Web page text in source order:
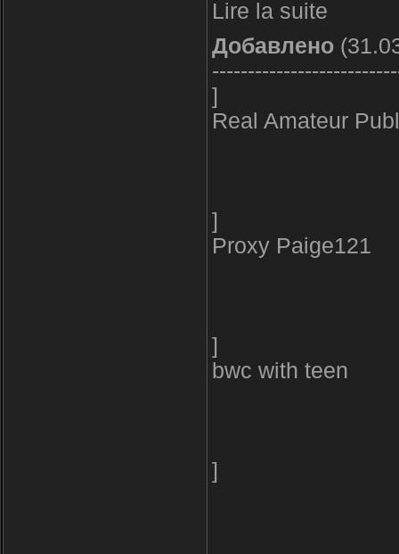
Lire la suite
Добавлено
]
Real Amateur
]
Proxy Paige121
]
bwc with teen
]